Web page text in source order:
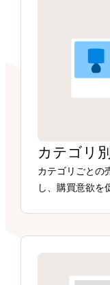
カテゴリ
カテゴリごとの
し、購買意欲を